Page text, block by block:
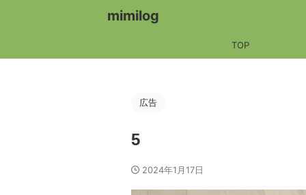
mimilog
TOP
広告
5
2024年1月17日